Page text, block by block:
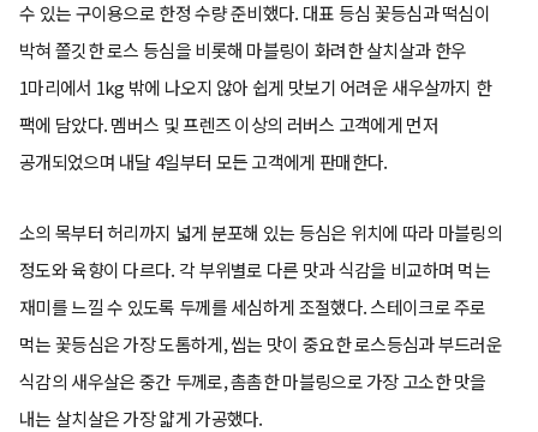
수 있는 구이용으로 한정 수량 준비했다. 대표 등심 꽃등심과 떡심이
박혀 쫄깃한 로스 등심을 비롯해 마블링이 화려한 살치살과 한우
1마리에서 1kg 밖에 나오지 않아 쉽게 맛보기 어려운 새우살까지 한
팩에 담았다. 멤버스 및 프렌즈 이상의 러버스 고객에게 먼저
공개되었으며 내달 4일부터 모든 고객에게 판매한다.
소의 목부터 허리까지 넓게 분포해 있는 등심은 위치에 따라 마블링의
정도와 육향이 다르다. 각 부위별로 다른 맛과 식감을 비교하며 먹는
재미를 느낄 수 있도록 두께를 세심하게 조절했다. 스테이크로 주로
먹는 꽃등심은 가장 도톰하게, 씹는 맛이 중요한 로스등심과 부드러운
식감의 새우살은 중간 두께로, 촘촘한 마블링으로 가장 고소한 맛을
내는 살치살은 가장 얇게 가공했다.